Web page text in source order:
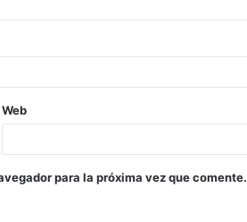
Web
para la próxima vez que comente.